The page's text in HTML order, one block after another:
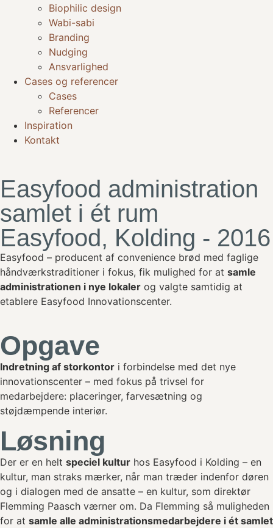
Biophilic design
Wabi-sabi
Branding
Nudging
Ansvarlighed
Cases og referencer
Cases
Referencer
Inspiration
Kontakt
Easyfood administration
samlet i ét rum
Easyfood, Kolding - 2016
Easyfood – producent af convenience brød med faglige
håndværkstraditioner i fokus, fik mulighed for at samle
administrationen i nye lokaler og valgte samtidig at
etablere Easyfood Innovationscenter.
Opgave
Indretning af storkontor i forbindelse med det nye
innovationscenter – med fokus på trivsel for
medarbejdere: placeringer, farvesætning og
støjdæmpende interiør.
Løsning
Der er en helt speciel kultur hos Easyfood i Kolding – en
kultur, man straks mærker, når man træder indenfor døren
og i dialogen med de ansatte – en kultur, som direktør
Flemming Paasch værner om. Da Flemming så muligheden
for at samle alle administrationsmedarbejdere i ét samlet